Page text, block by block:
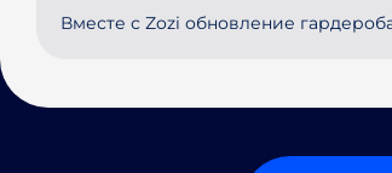
Вместе с Zozi обновление